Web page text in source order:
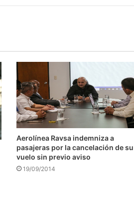
Aerolínea Ravsa indemniza a
pasajeras por la cancelación de su
vuelo sin previo aviso
19/09/2014